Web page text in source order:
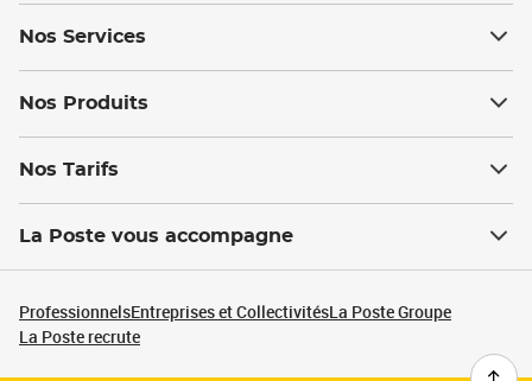
Nos Services
Nos Produits
Nos Tarifs
La Poste vous accompagne
ProfessionnelsEntreprises et CollectivitésLa Poste Groupe
La Poste recrute